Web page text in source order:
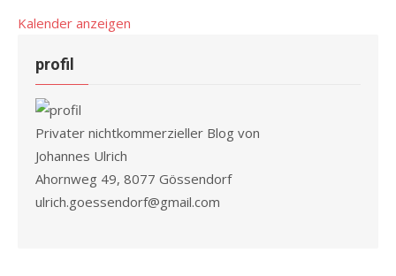
Kalender anzeigen
profil
Privater nichtkommerzieller Blog von
Johannes Ulrich
Ahornweg 49, 8077 Gössendorf
ulrich.goessendorf@gmail.com